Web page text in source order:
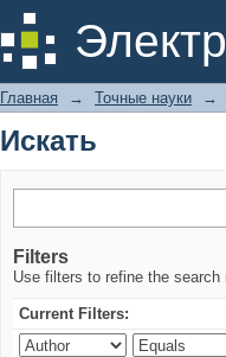
Искать
Главная → Точные науки →
Искать
Filters
Use filters to refine the search
Current Filters: